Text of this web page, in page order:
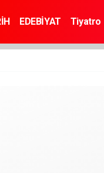
EDEBİYAT Tiyatro